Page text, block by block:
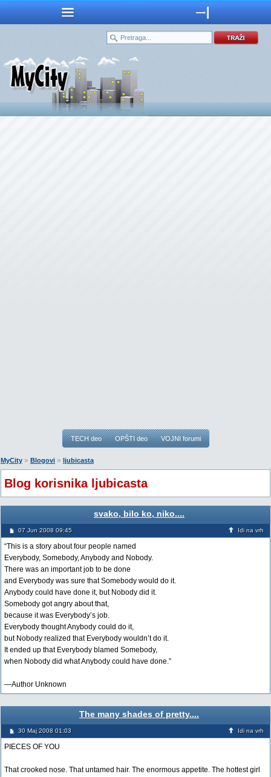
TECH deo OPŠTI deo VOJNI forumi
MyCity » Blogovi » ljubicasta
Blog korisnika ljubicasta
svako, bilo ko, niko....
07 Jun 2008 09:45 Idi na vrh
“This is a story about four people named
Everybody, Somebody, Anybody and Nobody.
There was an important job to be done
and Everybody was sure that Somebody would do it.
Anybody could have done it, but Nobody did it.
Somebody got angry about that,
because it was Everybody’s job.
Everybody thought Anybody could do it,
but Nobody realized that Everybody wouldn’t do it.
It ended up that Everybody blamed Somebody,
when Nobody did what Anybody could have done.”
—Author Unknown
The many shades of pretty....
30 Maj 2008 01:03 Idi na vrh
PIECES OF YOU
That crooked nose. That untamed hair. The enormous appetite. The hottest girl